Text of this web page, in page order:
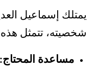
يمتلك إسماعيل
شخصيته، تتمثل
مساعدة المحتاج: